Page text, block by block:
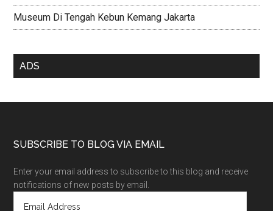
Museum Di Tengah Kebun Kemang Jakarta
ADS
SUBSCRIBE TO BLOG VIA EMAIL
Enter your email address to subscribe to this blog and receive
notifications of new posts by email.